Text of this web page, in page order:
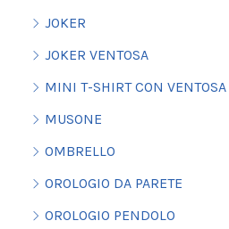
JOKER
JOKER VENTOSA
MINI T-SHIRT CON VENTOSA
MUSONE
OMBRELLO
OROLOGIO DA PARETE
OROLOGIO PENDOLO